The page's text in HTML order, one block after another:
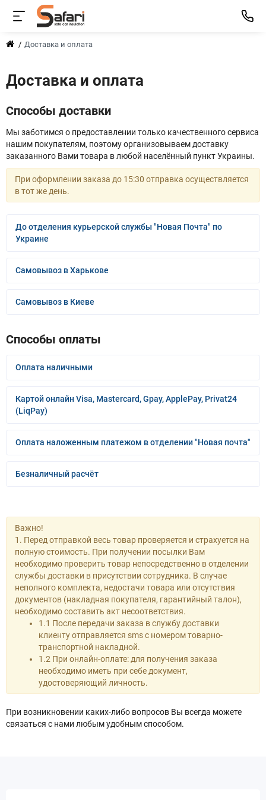
Доставка и оплата
Доставка и оплата
Способы доставки
Мы заботимся о предоставлении только качественного сервиса
нашим покупателям, поэтому организовываем доставку
заказанного Вами товара в любой населённый пункт Украины.
При оформлении заказа до 15:30 отправка осуществляется
в тот же день.
До отделения курьерской службы "Новая Почта" по
Украине
Самовывоз в Харькове
Самовывоз в Киеве
Способы оплаты
Оплата наличными
Картой онлайн Visa, Mastercard, Gpay, ApplePay, Privat24
(LiqPay)
Оплата наложенным платежом в отделении "Новая почта"
Безналичный расчёт
Важно!
1. Перед отправкой весь товар проверяется и страхуется на
полную стоимость. При получении посылки Вам
необходимо проверить товар непосредственно в отделении
службы доставки в присутствии сотрудника. В случае
неполного комплекта, недостачи товара или отсутствия
документов (накладная покупателя, гарантийный талон),
необходимо составить акт несоответствия.
1.1 После передачи заказа в службу доставки
клиенту отправляется sms с номером товарно-
транспортной накладной.
1.2 При онлайн-оплате: для получения заказа
необходимо иметь при себе документ,
удостоверяющий личность.
При возникновении каких-либо вопросов Вы всегда можете
связаться с нами любым удобным способом.